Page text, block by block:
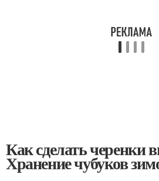
Как сделать черенки
Хранение чубуков